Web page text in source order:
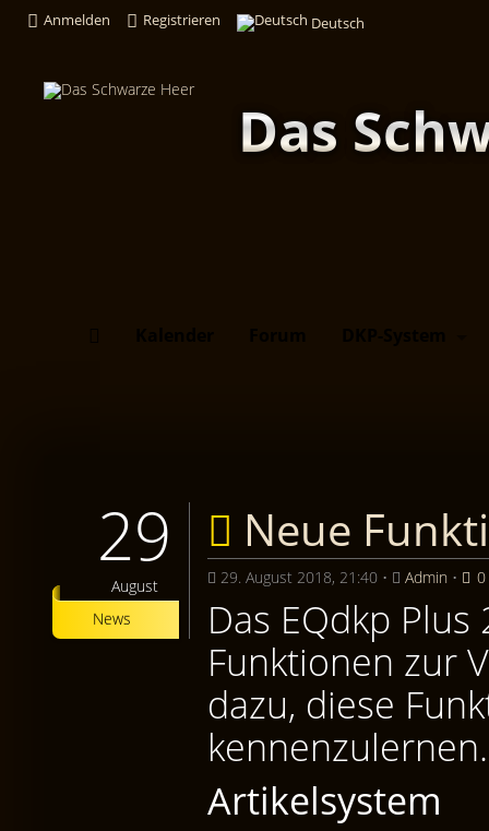
Anmelden Registrieren Deutsch
Das
29
August
News
Neue
29. August 2018, 21:40 • Admin • 0
Das EQdkp
Funktionen zur
dazu, diese
kennenzulernen.
Artikelsystem